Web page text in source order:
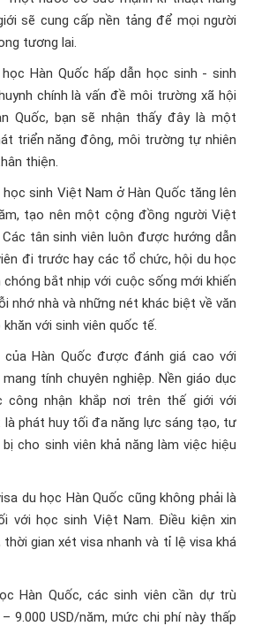
sẽ cung cấp nền tảng để mọi người
tương lai.
Hàn Quốc hấp dẫn học sinh - sinh
chính là vấn đề môi trường xã hội
Quốc, bạn sẽ nhận thấy đây là một
triển năng đông, môi trường tự nhiên
thiện.
sinh Việt Nam ở Hàn Quốc tăng lên
tạo nên một cộng đồng người Việt
tân sinh viên luôn được hướng dẫn
đi trước hay các tổ chức, hội du học
bắt nhịp với cuộc sống mới khiến
nhớ nhà và những nét khác biệt về văn
với sinh viên quốc tế.
Hàn Quốc được đánh giá cao với
tính chuyên nghiệp. Nền giáo dục
công nhận khắp nơi trên thế giới với
là phát huy tối đa năng lực sáng tạo, tư
cho sinh viên khả năng làm việc hiệu
du học Hàn Quốc cũng không phải là
với học sinh Việt Nam. Điều kiện xin
gian xét visa nhanh và tỉ lệ visa khá
Hàn Quốc, các sinh viên cần dự trù
9.000 USD/năm, mức chi phí này thấp